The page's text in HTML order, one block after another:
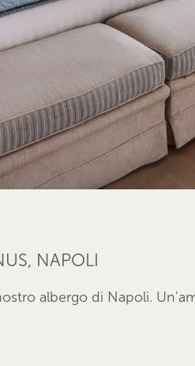
NAPOLI
albergo di Napoli.